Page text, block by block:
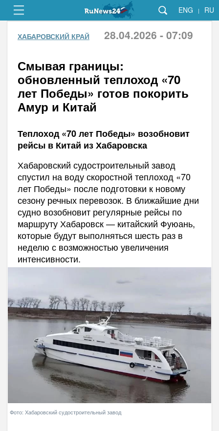
ENG | RU
ХАБАРОВСКИЙ КРАЙ 28.04.2026 - 07:09
Смывая границы:
обновленный теплоход «70
лет Победы» готов покорить
Амур и Китай
Теплоход «70 лет Победы» возобновит
рейсы в Китай из Хабаровска
Хабаровский судостроительный завод
спустил на воду скоростной теплоход «70
лет Победы» после подготовки к новому
сезону речных перевозок. В ближайшие дни
судно возобновит регулярные рейсы по
маршруту Хабаровск — китайский Фуюань,
которые будут выполняться шесть раз в
неделю с возможностью увеличения
интенсивности.
Фото: Хабаровский судостроительный завод